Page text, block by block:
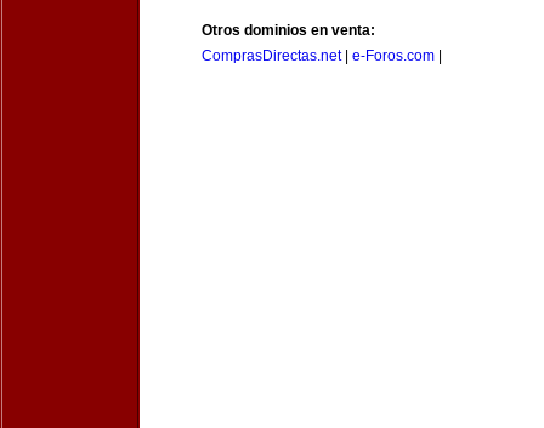
Otros dominios en venta:
ComprasDirectas.net| e-Foros.com